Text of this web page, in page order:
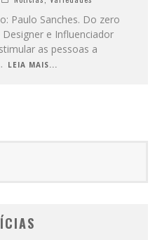
Paulo Sanches. Do zero
e Influenciador
as pessoas a
LEIA MAIS...